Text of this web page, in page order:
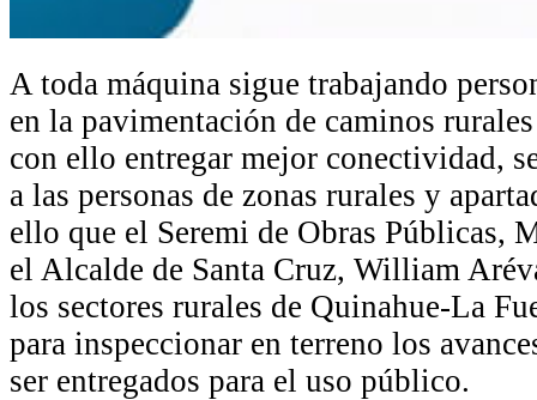
A toda máquina sigue trabajando
en la pavimentación de caminos
con ello entregar mejor conectividad,
a las personas de zonas rurales y
ello que el Seremi de Obras Públicas,
el Alcalde de Santa Cruz, William
los sectores rurales de Quinahue-La
para inspeccionar en terreno los
ser entregados para el uso público.